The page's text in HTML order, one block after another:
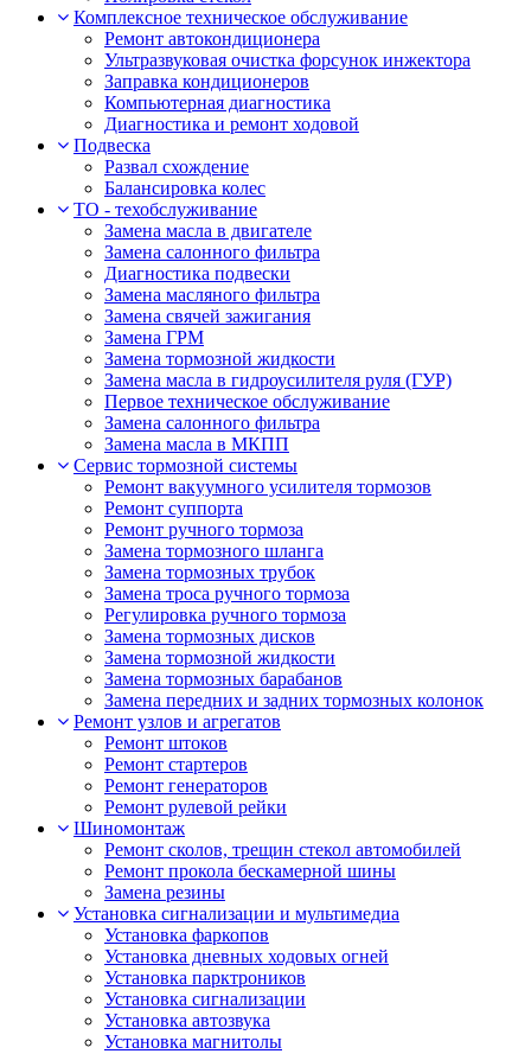
Комплексное техническое обслуживание
Ремонт автокондиционера
Ультразвуковая очистка форсунок инжектора
Заправка кондиционеров
Компьютерная диагностика
Диагностика и ремонт ходовой
Подвеска
Развал схождение
Балансировка колес
ТО - техобслуживание
Замена масла в двигателе
Замена салонного фильтра
Диагностика подвески
Замена масляного фильтра
Замена свячей зажигания
Замена ГРМ
Замена тормозной жидкости
Замена масла в гидроусилителя руля (ГУР)
Первое техническое обслуживание
Замена салонного фильтра
Замена масла в МКПП
Сервис тормозной системы
Ремонт вакуумного усилителя тормозов
Ремонт суппорта
Ремонт ручного тормоза
Замена тормозного шланга
Замена тормозных трубок
Замена троса ручного тормоза
Регулировка ручного тормоза
Замена тормозных дисков
Замена тормозной жидкости
Замена тормозных барабанов
Замена передних и задних тормозных колонок
Ремонт узлов и агрегатов
Ремонт штоков
Ремонт стартеров
Ремонт генераторов
Ремонт рулевой рейки
Шиномонтаж
Ремонт сколов, трещин стекол автомобилей
Ремонт прокола бескамерной шины
Замена резины
Установка сигнализации и мультимедиа
Установка фаркопов
Установка дневных ходовых огней
Установка парктроников
Установка сигнализации
Установка автозвука
Установка магнитолы